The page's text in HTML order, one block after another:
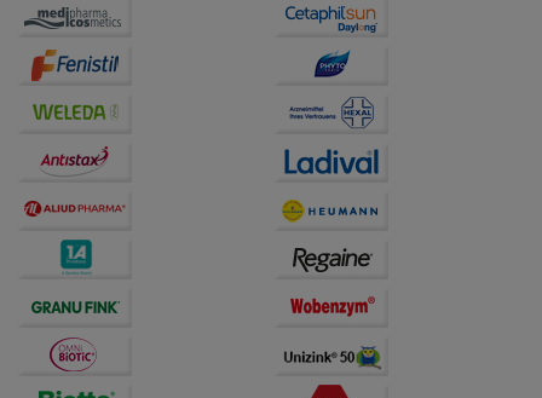
auf unserer Website aber auch die Werbung auf
Bitte beachten Sie, dass Daten hierfür teilweise an
übertragen werden.